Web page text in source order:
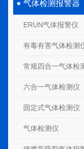
气体检测报警器
ERUN气体报警仪
有毒有害气体检测
常规四合一气体检
六合一气体检测仪
固定式气体检测仪
气体检测仪